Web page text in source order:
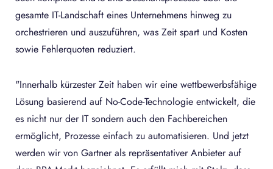
gesamte IT-Landschaft eines Unternehmens hinweg zu
orchestrieren und auszuführen, was Zeit spart und Kosten
sowie Fehlerquoten reduziert.
"Innerhalb kürzester Zeit haben wir eine wettbewerbsfähige
Lösung basierend auf No-Code-Technologie entwickelt, die
es nicht nur der IT sondern auch den Fachbereichen
ermöglicht, Prozesse einfach zu automatisieren. Und jetzt
werden wir von Gartner als repräsentativer Anbieter auf